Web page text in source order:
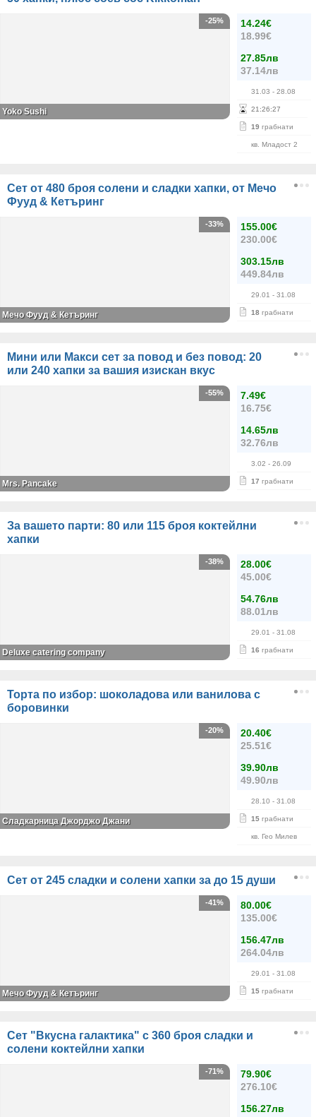
14.24€
18.99€
27.85лв
37.14лв
31.03 - 28.08
21 :26:27
19 грабнати
кв. Младост 2
-25%
Yoko Sushi
Сет от 480 броя солени и сладки хапки, от Мечо
Фууд & Кетъринг
155.00€
230.00€
303.15лв
449.84лв
29.01 - 31.08
18 грабнати
-33%
Мечо Фууд & Кетъринг
Мини или Макси сет за повод и без повод: 20
или 240 хапки за вашия изискан вкус
7.49€
16.75€
14.65лв
32.76лв
3.02 - 26.09
17 грабнати
-55%
Mrs. Pancake
За вашето парти: 80 или 115 броя коктейлни
хапки
28.00€
45.00€
54.76лв
88.01лв
29.01 - 31.08
16 грабнати
-38%
Deluxe catering company
Торта по избор: шоколадова или ванилова с
боровинки
20.40€
25.51€
39.90лв
49.90лв
28.10 - 31.08
15 грабнати
кв. Гео Милев
-20%
Сладкарница Джорджо Джани
Сет от 245 сладки и солени хапки за до 15 души
80.00€
135.00€
156.47лв
264.04лв
29.01 - 31.08
15 грабнати
-41%
Мечо Фууд & Кетъринг
Сет "Вкусна галактика" с 360 броя сладки и
солени коктейлни хапки
79.90€
276.10€
156.27лв
-71%